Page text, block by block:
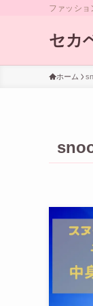
ファッショ
セカ
ホーム